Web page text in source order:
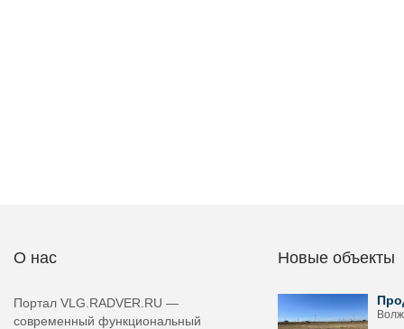
О нас
Портал VLG.RADVER.RU —
современный функциональный
Новые объекты